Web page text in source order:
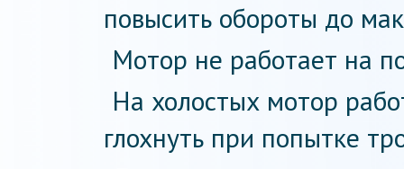
повысить обороты до
Мотор не работает на
На холостых мотор
глохнуть при попытке